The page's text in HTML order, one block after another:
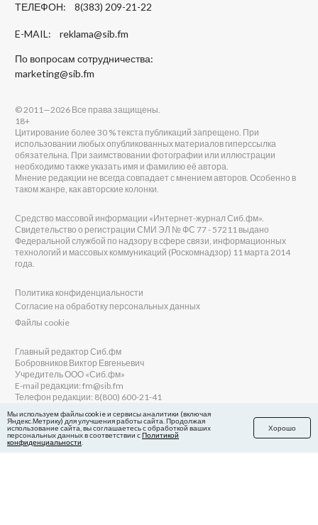
ТЕЛЕФОН: 8(383) 209-21-22
E-MAIL: reklama@sib.fm
По вопросам сотрудничества:
marketing@sib.fm
© 2011—2026 Все права защищены.
18+
Цитирование более 30 % текста публикаций запрещено. При
использовании любых опубликованных материалов гиперссылка
обязательна. При заимствовании фотографии или иллюстрации
необходимо также указать имя и фамилию её автора.
Мнение редакции не всегда совпадает с мнением авторов. Особенно в
таком жанре, как авторские колонки.
Средство массовой информации «Интернет-журнал Сиб.фм».
Свидетельство о регистрации СМИ ЭЛ № ФС 77 - 57211 выдано
Федеральной службой по надзору в сфере связи, информационных
технологий и массовых коммуникаций (Роскомнадзор) 11 марта 2014
года.
Политика конфиденциальности
Согласие на обработку персональных данных
Файлы cookie
Главный редактор Сиб.фм
Бобровников Виктор Евгеньевич
Учредитель ООО «Сиб.фм»
E-mail редакции: fm@sib.fm
Телефон редакции: 8(800) 600-21-41
Сайт разработан и поддерживается Технодзен
Мы используем файлы cookie и сервисы аналитики (включая
Яндекс.Метрику) для улучшения работы сайта. Продолжая
использование сайта, вы соглашаетесь с обработкой ваших
персональных данных в соответствии сПолитикой
конфиденциальности
Хорошо